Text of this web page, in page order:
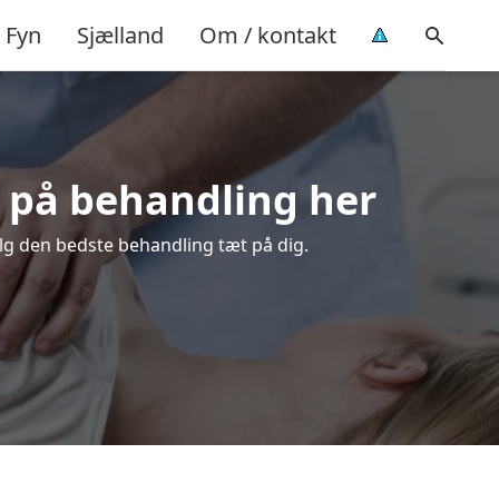
Fyn Sjælland Om / kontakt
behandling her
den bedste behandling tæt på dig.